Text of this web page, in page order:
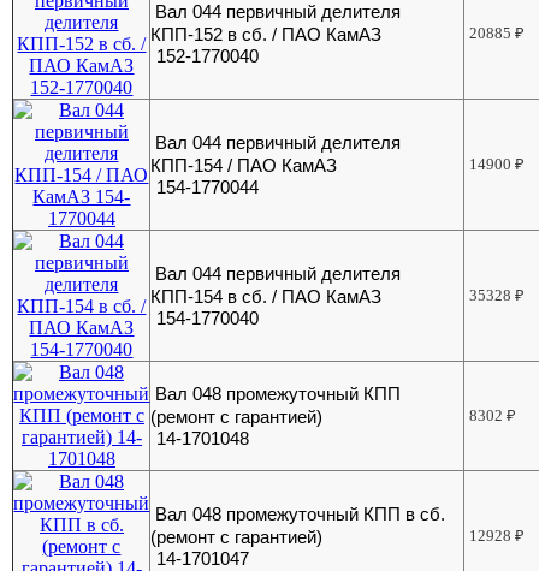
Вал 044 первичный делителя
КПП-152 в сб. / ПАО КамАЗ
152-1770040
20885₽
Вал 044 первичный делителя
КПП-154 / ПАО КамАЗ
154-1770044
14900₽
Вал 044 первичный делителя
КПП-154 в сб. / ПАО КамАЗ
154-1770040
35328₽
Вал 048 промежуточный КПП
(ремонт с гарантией)
14-1701048
8302₽
Вал 048 промежуточный КПП в сб.
(ремонт с гарантией)
14-1701047
12928₽